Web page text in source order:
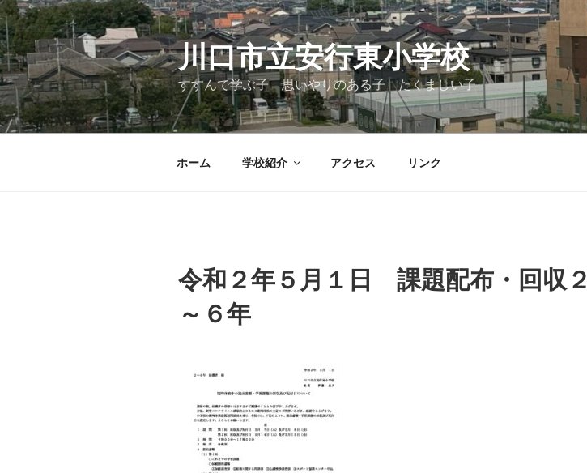
コ
ン
テ
ン
ツ
へ
ス
川口市立安行東小学校
すすんで学ぶ子 思いやりのある子 たくましい子
ホーム 学校紹介 アクセス リンク
令和２年５月１日 課題配布・回収２
～６年